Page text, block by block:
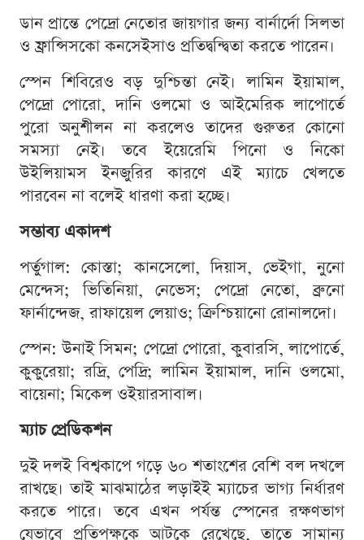
ডান প্রান্তে পেদ্রো নেতোর জায়গার জন্য বার্নার্দো সিলভা
ও ফ্রান্সিসকো কনসেইসাও প্রতিদ্বন্দ্বিতা করতে পারেন।
স্পেন শিবিরেও বড় দুশ্চিন্তা নেই। লামিন ইয়ামাল,
পেদ্রো পোরো, দানি ওলমো ও আইমেরিক লাপোর্তে
পুরো অনুশীলন না করলেও তাদের গুরুতর কোনো
সমস্যা নেই। তবে ইয়েরেমি পিনো ও নিকো
উইলিয়ামস ইনজুরির কারণে এই ম্যাচে খেলতে
পারবেন না বলেই ধারণা করা হচ্ছে।
সম্ভাব্য একাদশ
পর্তুগাল: কোস্তা; কানসেলো, দিয়াস, ভেইগা, নুনো
মেন্দেস; ভিতিনিয়া, নেভেস; পেদ্রো নেতো, ব্রুনো
ফার্নান্দেজ, রাফায়েল লেয়াও; ক্রিশ্চিয়ানো রোনালদো।
স্পেন: উনাই সিমন; পেদ্রো পোরো, কুবারসি, লাপোর্তে,
কুকুরেয়া; রদ্রি, পেদ্রি; লামিন ইয়ামাল, দানি ওলমো,
বায়েনা; মিকেল ওইয়ারসাবাল।
ম্যাচ প্রেডিকশন
দুই দলই বিশ্বকাপে গড়ে ৬০ শতাংশের বেশি বল দখলে
রাখছে। তাই মাঝমাঠের লড়াইই ম্যাচের ভাগ্য নির্ধারণ
করতে পারে। তবে এখন পর্যন্ত স্পেনের রক্ষণভাগ
যেভাবে প্রতিপক্ষকে আটকে রেখেছে, তাতে সামান্য